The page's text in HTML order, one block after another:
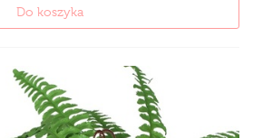
Do koszyka